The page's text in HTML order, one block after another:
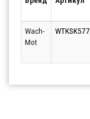
Wach-
Mot
WTKSK577